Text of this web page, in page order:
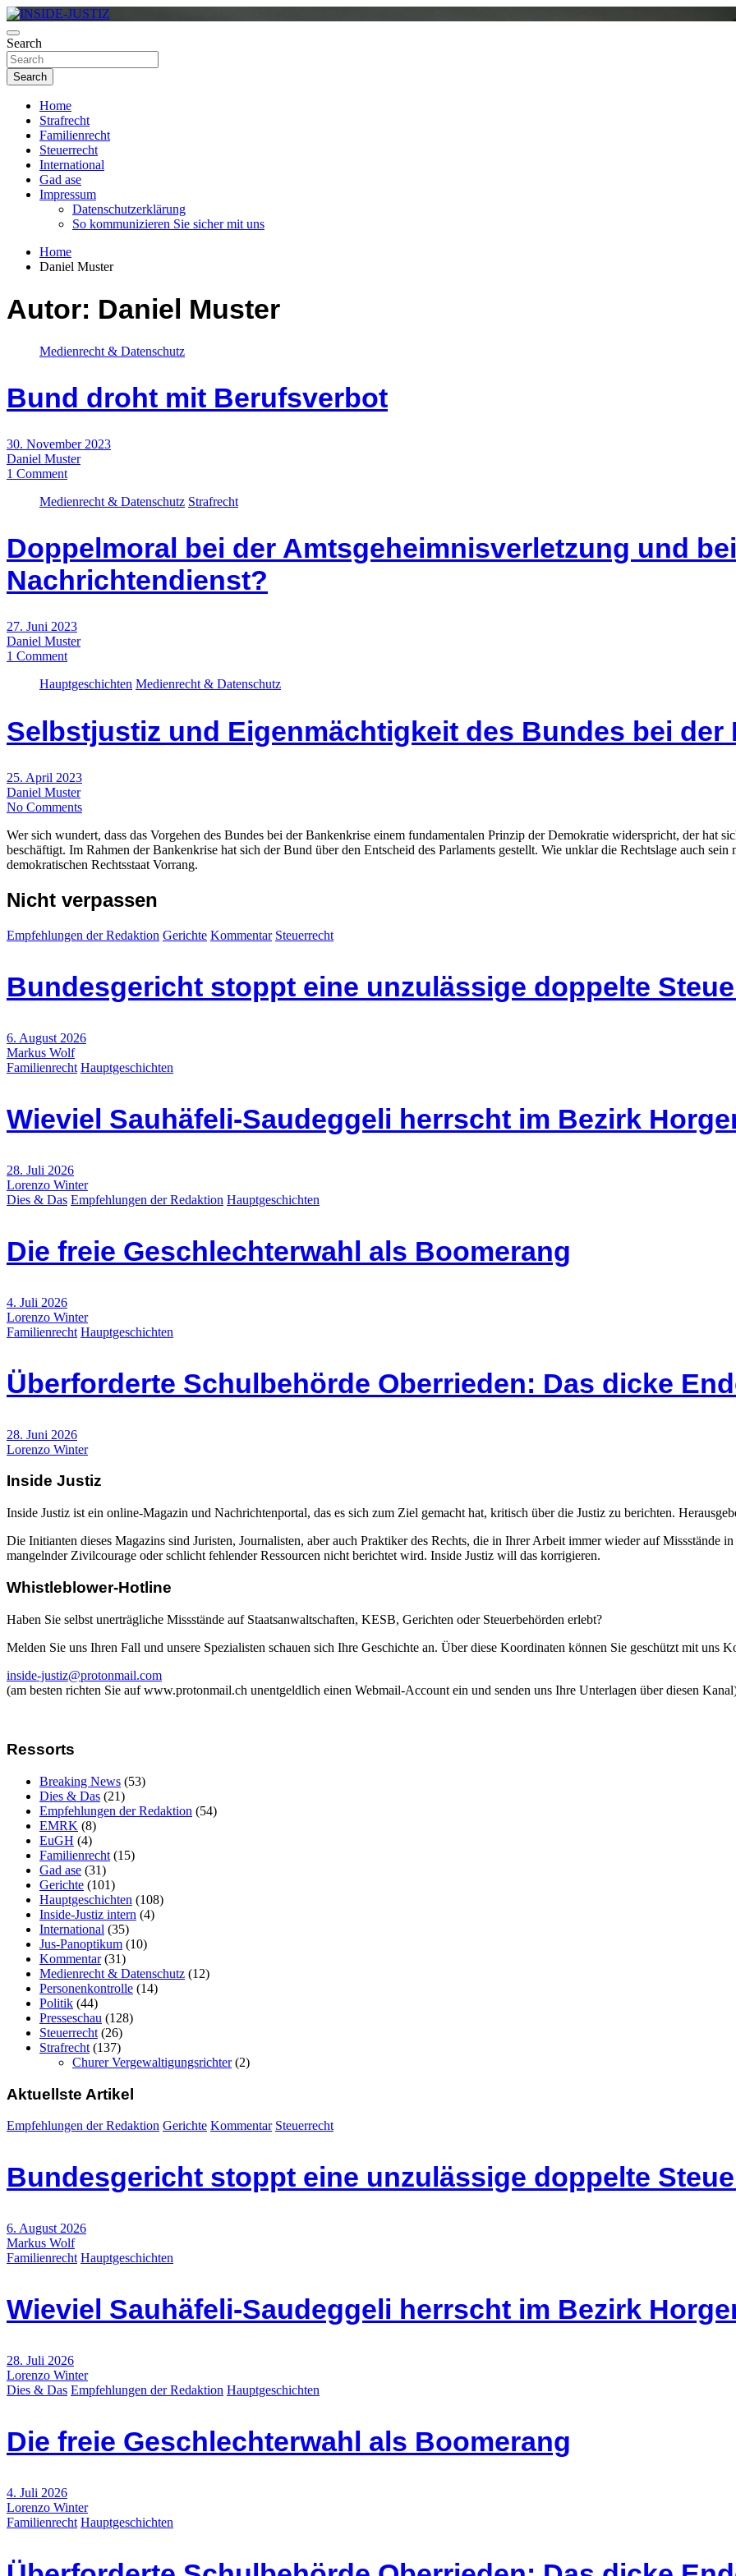
Skip
to
content
INSIDE-JUSTIZ
Investigativer Journalismus zur Dritten Gewalt
Search
Search
Home
Strafrecht
Familienrecht
Steuerrecht
International
Gad ase
Impressum
Datenschutzerklärung
So kommunizieren Sie sicher mit uns
Home
Daniel Muster
Autor: Daniel Muster
Medienrecht & Datenschutz
Bund droht mit Berufsverbot
30. November 2023
Daniel Muster
1 Comment
Medienrecht & Datenschutz Strafrecht
Doppelmoral bei der Amtsgeheimnisverletzung und
Nachrichtendienst?
27. Juni 2023
Daniel Muster
1 Comment
Hauptgeschichten Medienrecht & Datenschutz
Selbstjustiz und Eigenmächtigkeit des Bundes bei
25. April 2023
Daniel Muster
No Comments
Wer sich wundert, dass das Vorgehen des Bundes bei der Bankenkrise einem fundamentalen Prinzip der Demokratie widerspricht, der hat
beschäftigt. Im Rahmen der Bankenkrise hat sich der Bund über den Entscheid des Parlaments gestellt. Wie unklar die Rechtslage auch
demokratischen Rechtsstaat Vorrang.
Nicht verpassen
Empfehlungen der Redaktion Gerichte Kommentar Steuerrecht
Bundesgericht stoppt eine unzulässige doppelte
6. August 2026
Markus Wolf
Familienrecht Hauptgeschichten
Wieviel Sauhäfeli-Saudeggeli herrscht im Bezirk
28. Juli 2026
Lorenzo Winter
Dies & Das Empfehlungen der Redaktion Hauptgeschichten
Die freie Geschlechterwahl als Boomerang
4. Juli 2026
Lorenzo Winter
Familienrecht Hauptgeschichten
Überforderte Schulbehörde Oberrieden: Das dicke
28. Juni 2026
Lorenzo Winter
Inside Justiz
Inside Justiz ist ein online-Magazin und Nachrichtenportal, das es sich zum Ziel gemacht hat, kritisch über die Justiz zu berichten.
Die Initianten dieses Magazins sind Juristen, Journalisten, aber auch Praktiker des Rechts, die in Ihrer Arbeit immer wieder auf Missstände
mangelnder Zivilcourage oder schlicht fehlender Ressourcen nicht berichtet wird. Inside Justiz will das korrigieren.
Whistleblower-Hotline
Haben Sie selbst unerträgliche Missstände auf Staatsanwaltschaften, KESB, Gerichten oder Steuerbehörden erlebt?
Melden Sie uns Ihren Fall und unsere Spezialisten schauen sich Ihre Geschichte an. Über diese Koordinaten können Sie geschützt mit uns
inside-justiz@protonmail.com
(am besten richten Sie auf www.protonmail.ch unentgeldlich einen Webmail-Account ein und senden uns Ihre Unterlagen über diesen
Ressorts
Breaking News (53)
Dies & Das (21)
Empfehlungen der Redaktion (54)
EMRK (8)
EuGH (4)
Familienrecht (15)
Gad ase (31)
Gerichte (101)
Hauptgeschichten (108)
Inside-Justiz intern (4)
International (35)
Jus-Panoptikum (10)
Kommentar(31)
Medienrecht & Datenschutz (12)
Personenkontrolle (14)
Politik (44)
Presseschau (128)
Steuerrecht (26)
Strafrecht (137)
Churer Vergewaltigungsrichter(2)
Aktuellste Artikel
Empfehlungen der Redaktion Gerichte Kommentar Steuerrecht
Bundesgericht stoppt eine unzulässige doppelte
6. August 2026
Markus Wolf
Familienrecht Hauptgeschichten
Wieviel Sauhäfeli-Saudeggeli herrscht im Bezirk
28. Juli 2026
Lorenzo Winter
Dies & Das Empfehlungen der Redaktion Hauptgeschichten
Die freie Geschlechterwahl als Boomerang
4. Juli 2026
Lorenzo Winter
Familienrecht Hauptgeschichten